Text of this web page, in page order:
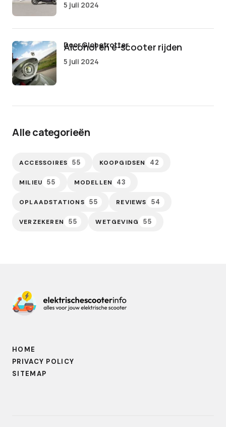
5 juli 2024
Alcohol en e-scooter rijden
door Globetrotter
5 juli 2024
Alle categorieën
ACCESSOIRES 55 KOOPGIDSEN 42
MILIEU 55 MODELLEN 43
OPLAADSTATIONS 55 REVIEWS 54
VERZEKEREN 55 WETGEVING 55
HOME
PRIVACY POLICY
SITEMAP